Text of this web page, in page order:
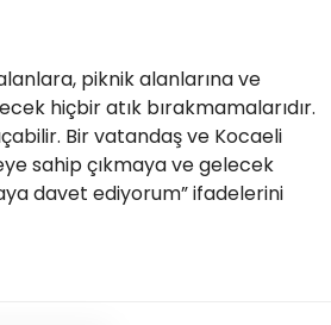
piknik alanlarına ve
hiçbir atık bırakmamalarıdır.
Bir vatandaş ve Kocaeli
sahip çıkmaya ve gelecek
davet ediyorum” ifadelerini